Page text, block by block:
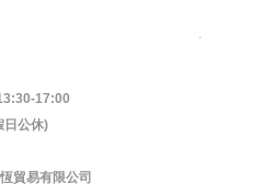
17:00
日公休)
貿易有限公司